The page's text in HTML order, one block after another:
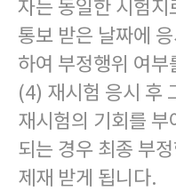
통보 받은 날짜에
하여 부정행위 여
(4) 재시험 응시 후
재시험의 기회를
되는 경우 최종 부
제재 받게 됩니다.